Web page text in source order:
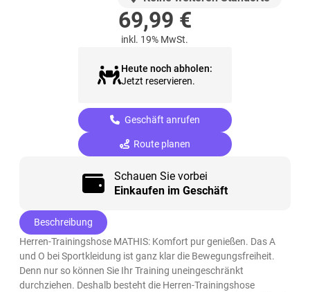
69,99 €
inkl. 19% MwSt.
Heute noch abholen:
Jetzt reservieren.
Geschäft anrufen
Route planen
Schauen Sie vorbei
Einkaufen im Geschäft
Beschreibung
Herren-Trainingshose MATHIS: Komfort pur genießen. Das A
und O bei Sportkleidung ist ganz klar die Bewegungsfreiheit.
Denn nur so können Sie Ihr Training uneingeschränkt
durchziehen. Deshalb besteht die Herren-Trainingshose